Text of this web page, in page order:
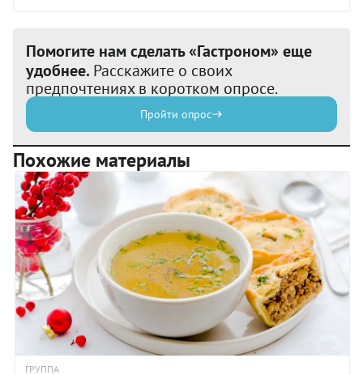
Помогите нам сделать «Гастроном» еще
удобнее. Расскажите о своих
предпочтениях в коротком опросе.
Пройти опрос
Похожие материалы
ГРУППА